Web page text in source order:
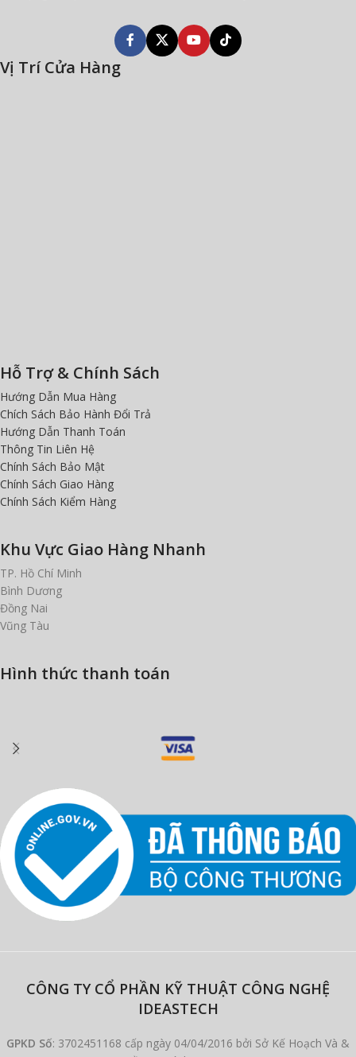
Vị Trí Cửa Hàng
Hỗ Trợ & Chính Sách
Hướng Dẫn Mua Hàng
Chích Sách Bảo Hành Đổi Trả
Hướng Dẫn Thanh Toán
Thông Tin Liên Hệ
Chính Sách Bảo Mật
Chính Sách Giao Hàng
Chính Sách Kiểm Hàng
Khu Vực Giao Hàng Nhanh
TP. Hồ Chí Minh
Bình Dương
Đồng Nai
Vũng Tàu
Hình thức thanh toán
CÔNG TY CỔ PHẦN KỸ THUẬT CÔNG NGHỆ
IDEASTECH
GPKD Số: 3702451168 cấp ngày 04/04/2016 bởi Sở Kế Hoạch Và &